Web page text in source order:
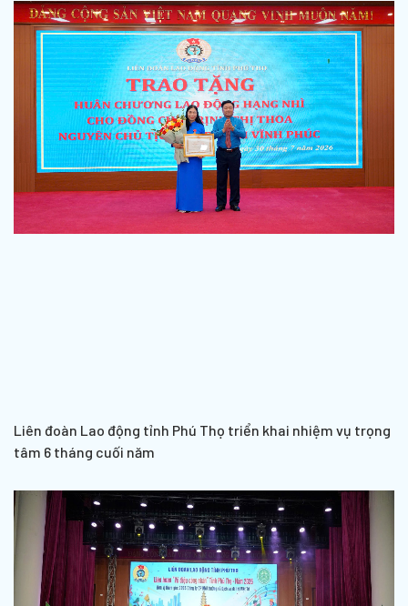
Liên đoàn Lao động tỉnh Phú Thọ triển khai nhiệm vụ trọng
tâm 6 tháng cuối năm